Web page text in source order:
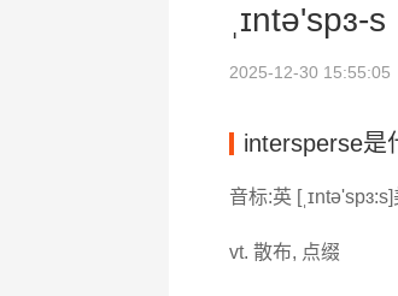
ˌɪntə'spɜ-s
2025-12-30 15:55:05
intersperse是
音标:英 [ˌɪntə'spɜ:s]
vt. 散布, 点缀